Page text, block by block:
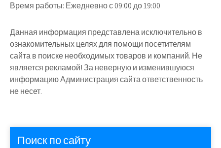
Время работы: Ежедневно с 09:00 до 19:00
Данная информация представлена исключительно в
ознакомительных целях для помощи посетителям
сайта в поиске необходимых товаров и компаний. Не
является рекламой! За неверную и изменившуюся
информацию Администрация сайта ответственность
не несет.
Поиск по сайту